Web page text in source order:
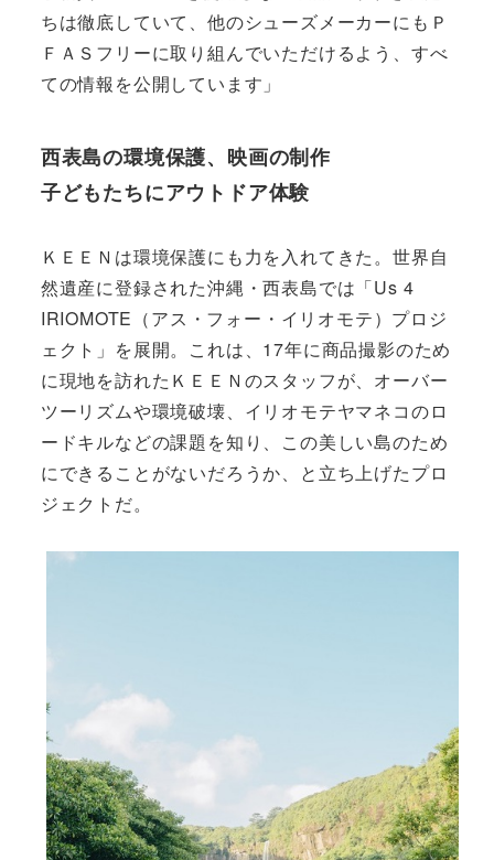
ちは徹底していて、他のシューズメーカーにもＰ
ＦＡＳフリーに取り組んでいただけるよう、すべ
ての情報を公開しています」
西表島の環境保護、映画の制作
子どもたちにアウトドア体験
ＫＥＥＮは環境保護にも力を入れてきた。世界自
然遺産に登録された沖縄・西表島では「Us 4
IRIOMOTE（アス・フォー・イリオモテ）プロジ
ェクト」を展開。これは、17年に商品撮影のため
に現地を訪れたＫＥＥＮのスタッフが、オーバー
ツーリズムや環境破壊、イリオモテヤマネコのロ
ードキルなどの課題を知り、この美しい島のため
にできることがないだろうか、と立ち上げたプロ
ジェクトだ。